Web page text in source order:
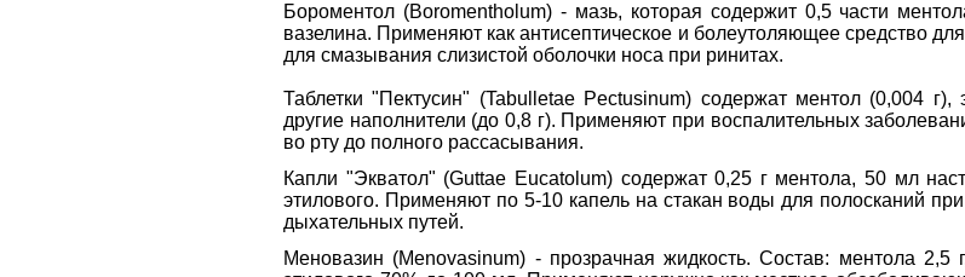
Бороментол (Boromentholum) - мазь, которая содержит 0,5 части
вазелина. Применяют как антисептическое и болеутоляющее средство
для смазывания слизистой оболочки носа при ринитах.
Таблетки "Пектусин" (Tabulletae Pectusinum) содержат ментол (0,004
другие наполнители (до 0,8 г). Применяют при воспалительных
во рту до полного рассасывания.
Капли "Экватол" (Guttae Eucatolum) содержат 0,25 г ментола, 50 мл
этилового. Применяют по 5-10 капель на стакан воды для полосканий
дыхательных путей.
Меновазин (Menovasinum) - прозрачная жидкость. Состав: ментола 2,5